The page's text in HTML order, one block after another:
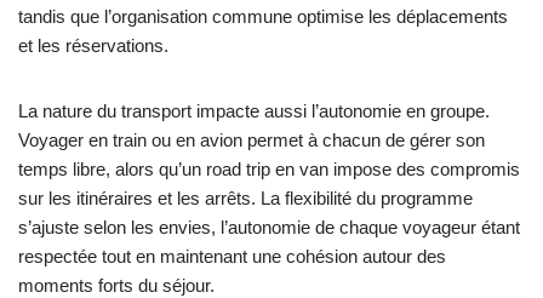
tandis que l’organisation commune optimise les déplacements
et les réservations.
La nature du transport impacte aussi l’autonomie en groupe.
Voyager en train ou en avion permet à chacun de gérer son
temps libre, alors qu’un road trip en van impose des compromis
sur les itinéraires et les arrêts. La flexibilité du programme
s’ajuste selon les envies, l’autonomie de chaque voyageur étant
respectée tout en maintenant une cohésion autour des
moments forts du séjour.